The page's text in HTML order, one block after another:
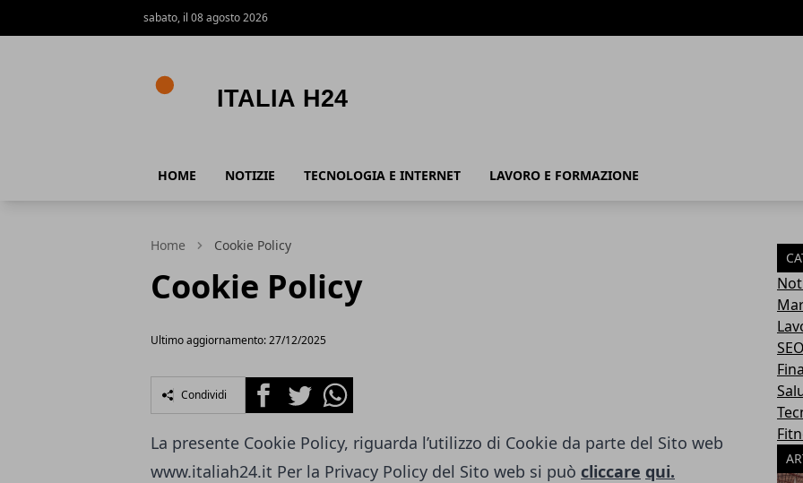
sabato, il 08 agosto 2026
HOME NOTIZIE TECNOLOGIA E INTERNET LAVORO E FORMAZIONE
Home Cookie Policy
Cookie Policy
Ultimo aggiornamento: 27/12/2025
Condividi FacebookTwitterWhatsapp
La presente Cookie Policy, riguarda l’utilizzo di Cookie da parte del Sito web
www.italiah24.it Per la Privacy Policy del Sito web si può cliccare qui.